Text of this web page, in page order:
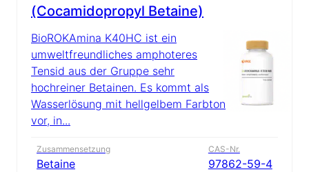
(Cocamidopropyl Betaine)
BioROKAmina K40HC ist ein
umweltfreundliches amphoteres
Tensid aus der Gruppe sehr
hochreiner Betainen. Es kommt als
Wasserlösung mit hellgelbem Farbton
vor, in...
Zusammensetzung
Betaine
CAS-Nr.
97862-59-4